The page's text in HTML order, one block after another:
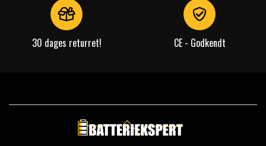
30 dages returret! CE - Godkendt